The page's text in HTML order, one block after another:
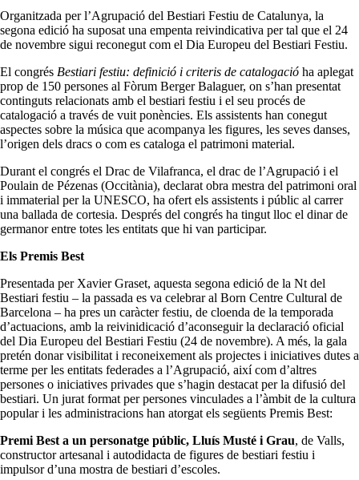
Organitzada per l’Agrupació del Bestiari Festiu de Catalunya, la
segona edició ha suposat una empenta reivindicativa per tal que el 24
de novembre sigui reconegut com el Dia Europeu del Bestiari Festiu.
El congrés Bestiari festiu: definició i criteris de catalogació ha aplegat
prop de 150 persones al Fòrum Berger Balaguer, on s’han presentat
continguts relacionats amb el bestiari festiu i el seu procés de
catalogació a través de vuit ponències. Els assistents han conegut
aspectes sobre la música que acompanya les figures, les seves danses,
l’origen dels dracs o com es cataloga el patrimoni material.
Durant el congrés el Drac de Vilafranca, el drac de l’Agrupació i el
Poulain de Pézenas (Occitània), declarat obra mestra del patrimoni oral
i immaterial per la UNESCO, ha ofert els assistents i públic al carrer
una ballada de cortesia. Després del congrés ha tingut lloc el dinar de
germanor entre totes les entitats que hi van participar.
Els Premis Best
Presentada per Xavier Graset, aquesta segona edició de la Nt del
Bestiari festiu – la passada es va celebrar al Born Centre Cultural de
Barcelona – ha pres un caràcter festiu, de cloenda de la temporada
d’actuacions, amb la reivinidicació d’aconseguir la declaració oficial
del Dia Europeu del Bestiari Festiu (24 de novembre). A més, la gala
pretén donar visibilitat i reconeixement als projectes i iniciatives dutes a
terme per les entitats federades a l’Agrupació, així com d’altres
persones o iniciatives privades que s’hagin destacat per la difusió del
bestiari. Un jurat format per persones vinculades a l’àmbit de la cultura
popular i les administracions han atorgat els següents Premis Best:
Premi Best a un personatge públic, Lluís Musté i Grau, de Valls,
constructor artesanal i autodidacta de figures de bestiari festiu i
impulsor d’una mostra de bestiari d’escoles.